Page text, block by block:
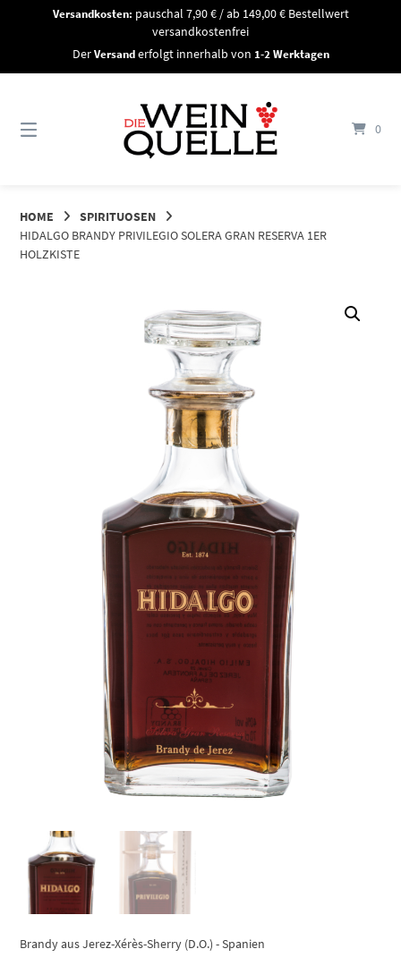
Versandkosten: pauschal 7,90 € / ab 149,00 € Bestellwert
versandkostenfrei
DerVersanderfolgt innerhalb von 1-2 Werktagen
0
HOME
SPIRITUOSEN
HIDALGO BRANDY PRIVILEGIO SOLERA GRAN RESERVA 1ER
HOLZKISTE
Brandy aus Jerez-Xérès-Sherry (D.O.) - Spanien